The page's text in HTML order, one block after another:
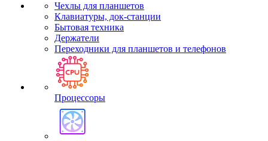
Чехлы для планшетов
Клавиатуры, док-станции
Бытовая техника
Держатели
Переходники для планшетов и телефонов
Процессоры